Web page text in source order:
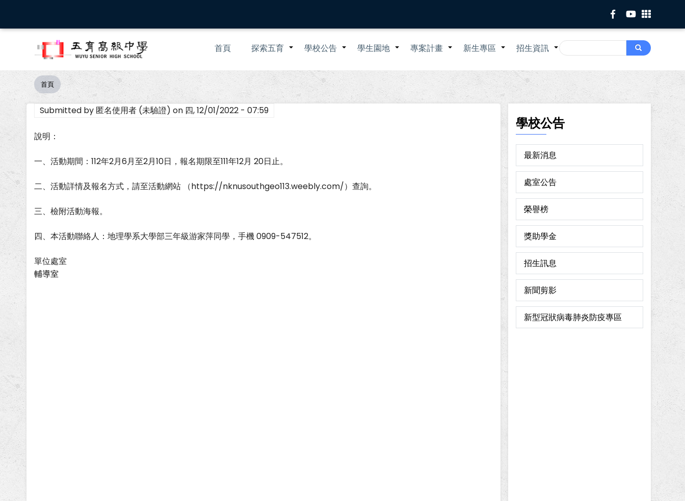
主
Search
Search
Main
navigation
首頁 +
探索五育 +
學校公告 +
學生園地 +
專案計畫 +
新生專區 +
招生資訊
導
航
連
首頁
Submitted by 匿名使用者 (未驗證) on 四, 12/01/2022 - 07:59
說明：
一、活動期間：112年2月6月至2月10日，報名期限至111年12月 20日止。
二、活動詳情及報名方式，請至活動網站 （https://nknusouthgeo113.weebly.com/）查詢。
三、檢附活動海報。
四、本活動聯絡人：地理學系大學部三年級游家萍同學，手機 0909-547512。
單位處室
輔導室
學校公告
最新消息
處室公告
榮譽榜
獎助學金
招生訊息
新聞剪影
新型冠狀病毒肺炎防疫專區